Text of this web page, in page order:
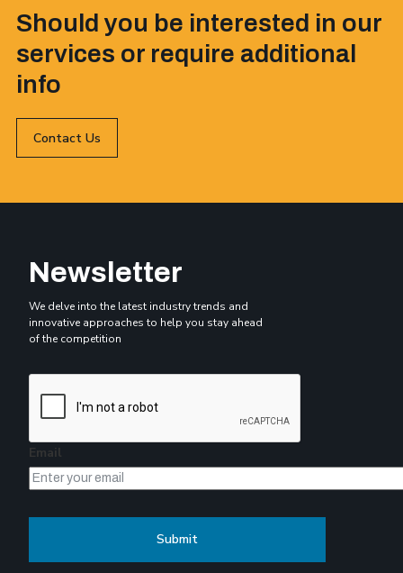
Should you be interested in our
services or require additional
info
Contact Us
Newsletter
We delve into the latest industry trends and
innovative approaches to help you stay ahead
of the competition
Email